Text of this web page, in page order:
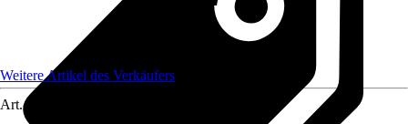
Weitere Artikel des Verkäufers
Art.-Nr.